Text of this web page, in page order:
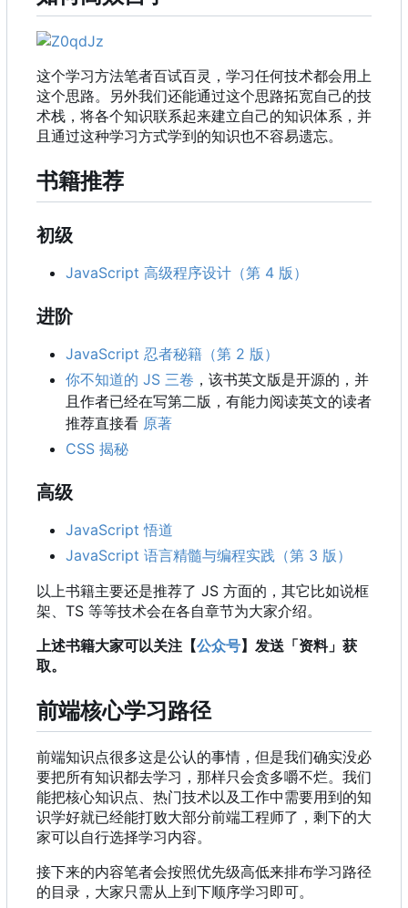
这个学习方法笔者百试百灵，学习任何技术都会用上
这个思路。另外我们还能通过这个思路拓宽自己的技
术栈，将各个知识联系起来建立自己的知识体系，并
且通过这种学习方式学到的知识也不容易遗忘。
书籍推荐
初级
JavaScript 高级程序设计（第 4 版）
进阶
JavaScript 忍者秘籍（第 2 版）
你不知道的 JS 三卷 ，该书英文版是开源的，并
且作者已经在写第二版，有能力阅读英文的读者
推荐直接看 原著
CSS 揭秘
高级
JavaScript 悟道
JavaScript 语言精髓与编程实践（第 3 版）
以上书籍主要还是推荐了 JS 方面的 ， 其它比如说框
架、TS 等等技术会在各自章节为大家介绍。
上述书籍大家可以关注【公众号】发送「资料」获
取。
前端核心学习路径
前端知识点很多这是公认的事情，但是我们确实没必
要把所有知识都去学习，那样只会贪多嚼不烂。我们
能把核心知识点、热门技术以及工作中需要用到的知
识学好就已经能打败大部分前端工程师了，剩下的大
家可以自行选择学习内容。
接下来的内容笔者会按照优先级高低来排布学习路径
的目录，大家只需从上到下顺序学习即可。